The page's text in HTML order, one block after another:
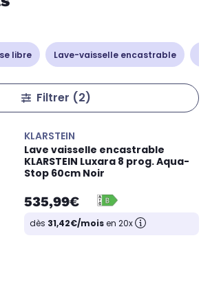
libre Lave-vaisselle encastrable
Filtrer (2)
KLARSTEIN
Lave vaisselle encastrable
KLARSTEIN Luxara 8 prog. Aqua-
Stop 60cm Noir
535,99€
dès 31,42€/moisen 20x